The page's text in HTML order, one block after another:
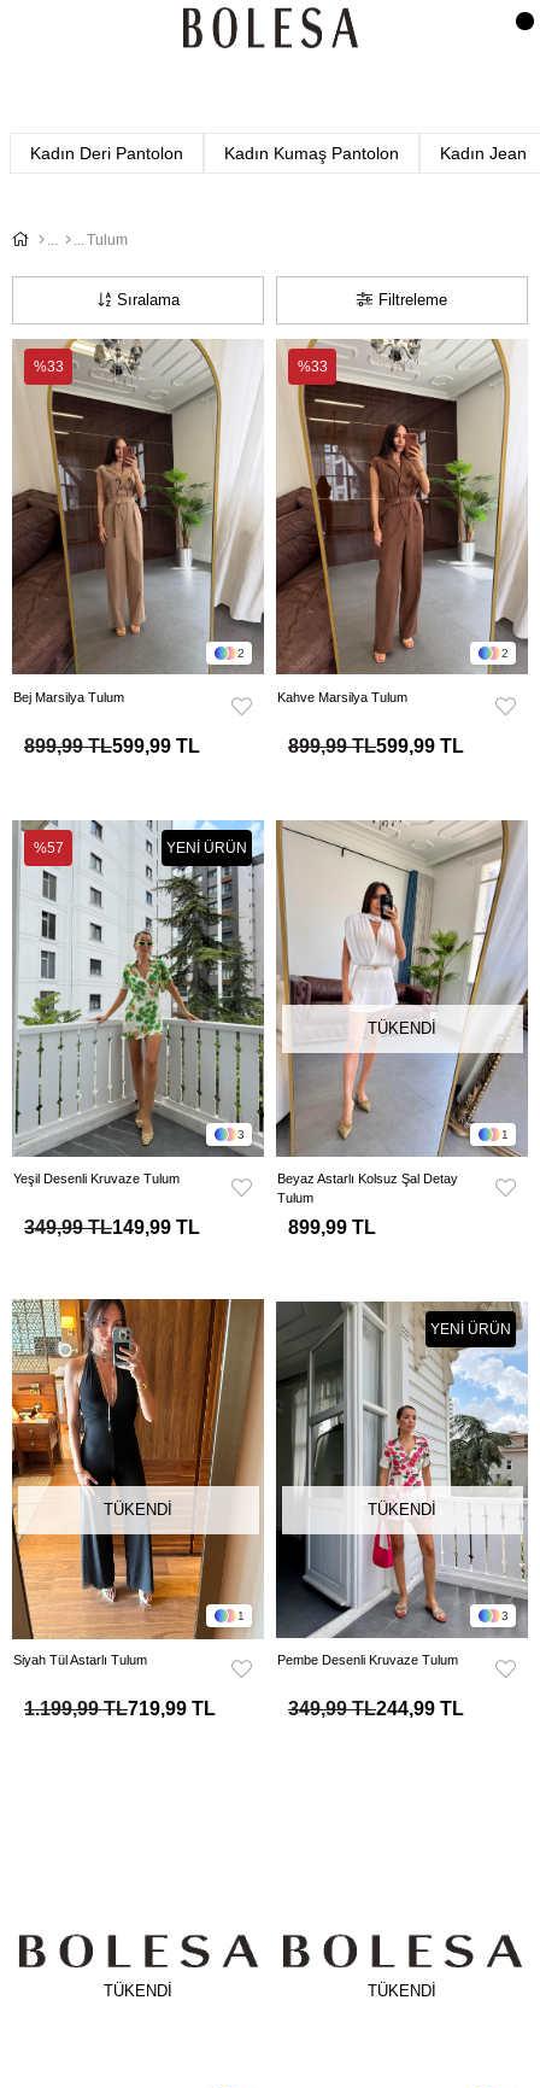
Kadın Deri Pantolon Kadın Kumaş Pantolon Kadın Jean
Tulum
Filtreleme
Sıralama
2
Bej Marsilya Tulum
599,99 TL
899,99 TL
%33
2
Kahve Marsilya Tulum
599,99 TL
899,99 TL
%33
3
Yeşil Desenli Kruvaze Tulum
149,99 TL
349,99 TL
%57 YENI ÜRÜN
TÜKENDI
1
Beyaz Astarlı Kolsuz Şal Detay
Tulum
899,99 TL
TÜKENDI
1
Siyah Tül Astarlı Tulum
719,99 TL
1.199,99 TL
TÜKENDI
3
Pembe Desenli Kruvaze Tulum
244,99 TL
349,99 TL
YENI ÜRÜN
TÜKENDI TÜKENDI